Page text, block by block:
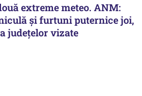
extreme meteo. ANM:
și furtuni puternice joi,
județelor vizate